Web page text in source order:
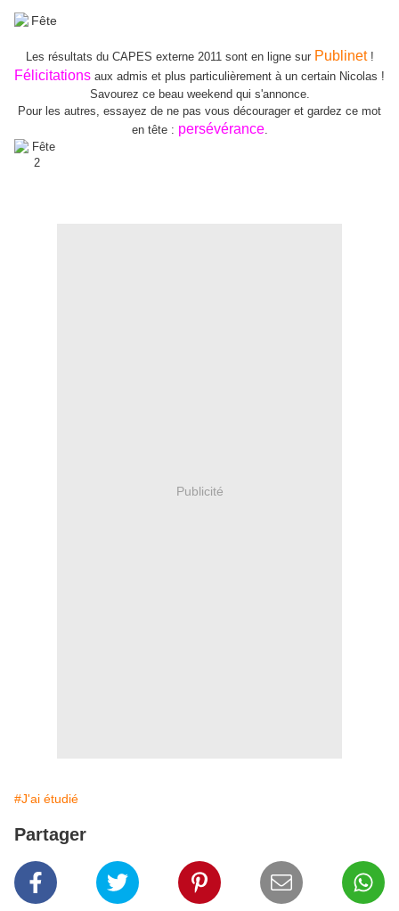
Les résultats du CAPES externe 2011 sont en ligne sur Publinet!
Félicitations aux admis et plus particulièrement à un certain Nicolas !
Savourez ce beau weekend qui s'annonce.
Pour les autres, essayez de ne pas vous décourager et gardez ce mot
en tête : persévérance.
Publicité
#J'ai étudié
Partager